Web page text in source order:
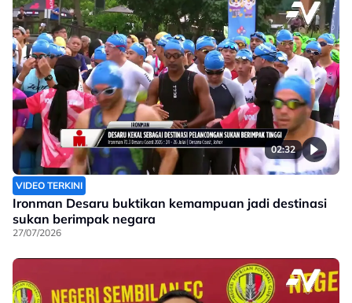
02:32
VIDEO TERKINI
Ironman Desaru buktikan kemampuan jadi destinasi
sukan berimpak negara
27/07/2026